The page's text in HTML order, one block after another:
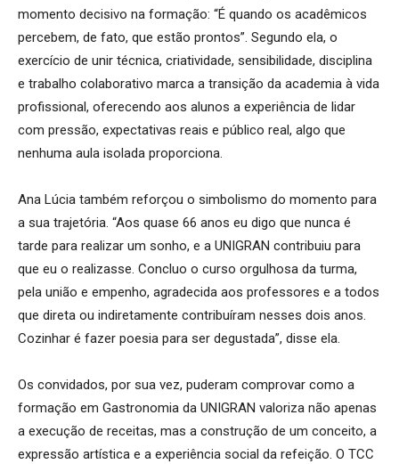
momento decisivo na formação: “É quando os acadêmicos
percebem, de fato, que estão prontos”. Segundo ela, o
exercício de unir técnica, criatividade, sensibilidade, disciplina
e trabalho colaborativo marca a transição da academia à vida
profissional, oferecendo aos alunos a experiência de lidar
com pressão, expectativas reais e público real, algo que
nenhuma aula isolada proporciona.
Ana Lúcia também reforçou o simbolismo do momento para
a sua trajetória. “Aos quase 66 anos eu digo que nunca é
tarde para realizar um sonho, e a UNIGRAN contribuiu para
que eu o realizasse. Concluo o curso orgulhosa da turma,
pela união e empenho, agradecida aos professores e a todos
que direta ou indiretamente contribuíram nesses dois anos.
Cozinhar é fazer poesia para ser degustada”, disse ela.
Os convidados, por sua vez, puderam comprovar como a
formação em Gastronomia da UNIGRAN valoriza não apenas
a execução de receitas, mas a construção de um conceito, a
expressão artística e a experiência social da refeição. O TCC